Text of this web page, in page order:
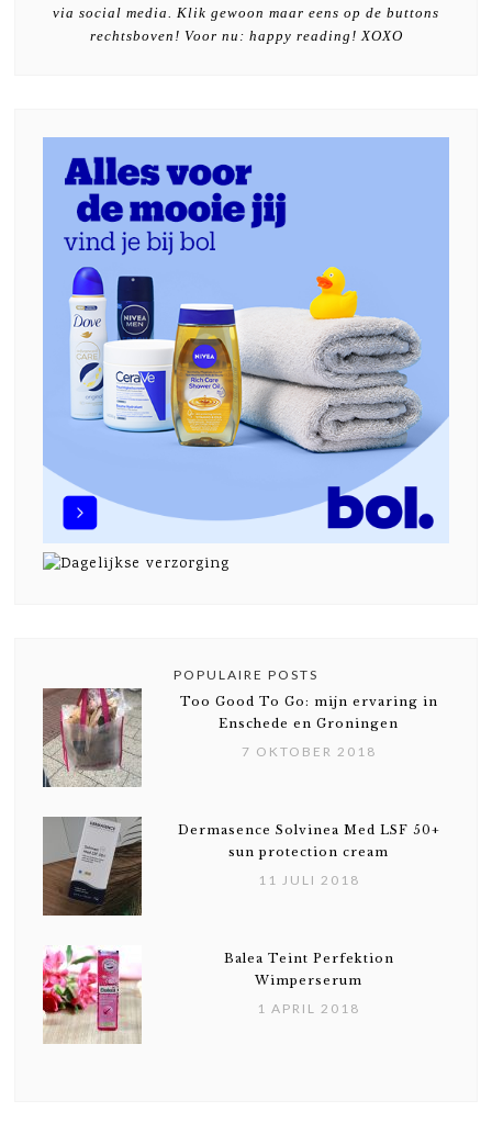
via social media. Klik gewoon maar eens op de buttons
rechtsboven! Voor nu: happy reading! XOXO
POPULAIRE POSTS
Too Good To Go: mijn ervaring in
Enschede en Groningen
7 OKTOBER 2018
Dermasence Solvinea Med LSF 50+
sun protection cream
11 JULI 2018
Balea Teint Perfektion
Wimperserum
1 APRIL 2018